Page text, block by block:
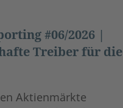
#06/2026 |
Treiber für die
Aktienmärkte